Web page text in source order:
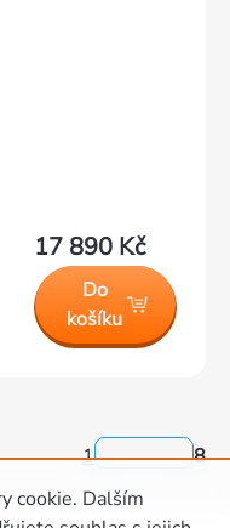
cookie. Dalším
17 890 Kč
Do
košíku
1 8